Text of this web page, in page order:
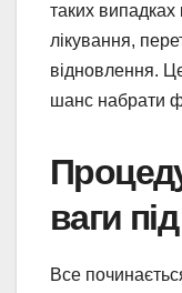
таких
лікування,
відновлення.
шанс набрати
ваги
Все